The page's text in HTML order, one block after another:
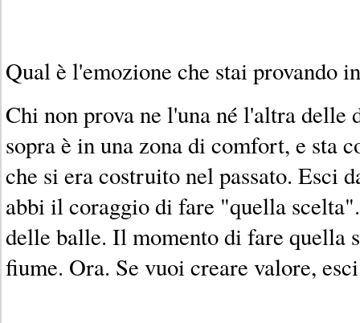
Qual è l'emozione che stai provando
Chi non prova ne l'una né l'altra delle
sopra è in una zona di comfort, e sta
che si era costruito nel passato. Esci
abbi il coraggio di fare "quella
delle balle. Il momento di fare quella
fiume. Ora. Se vuoi creare valore,